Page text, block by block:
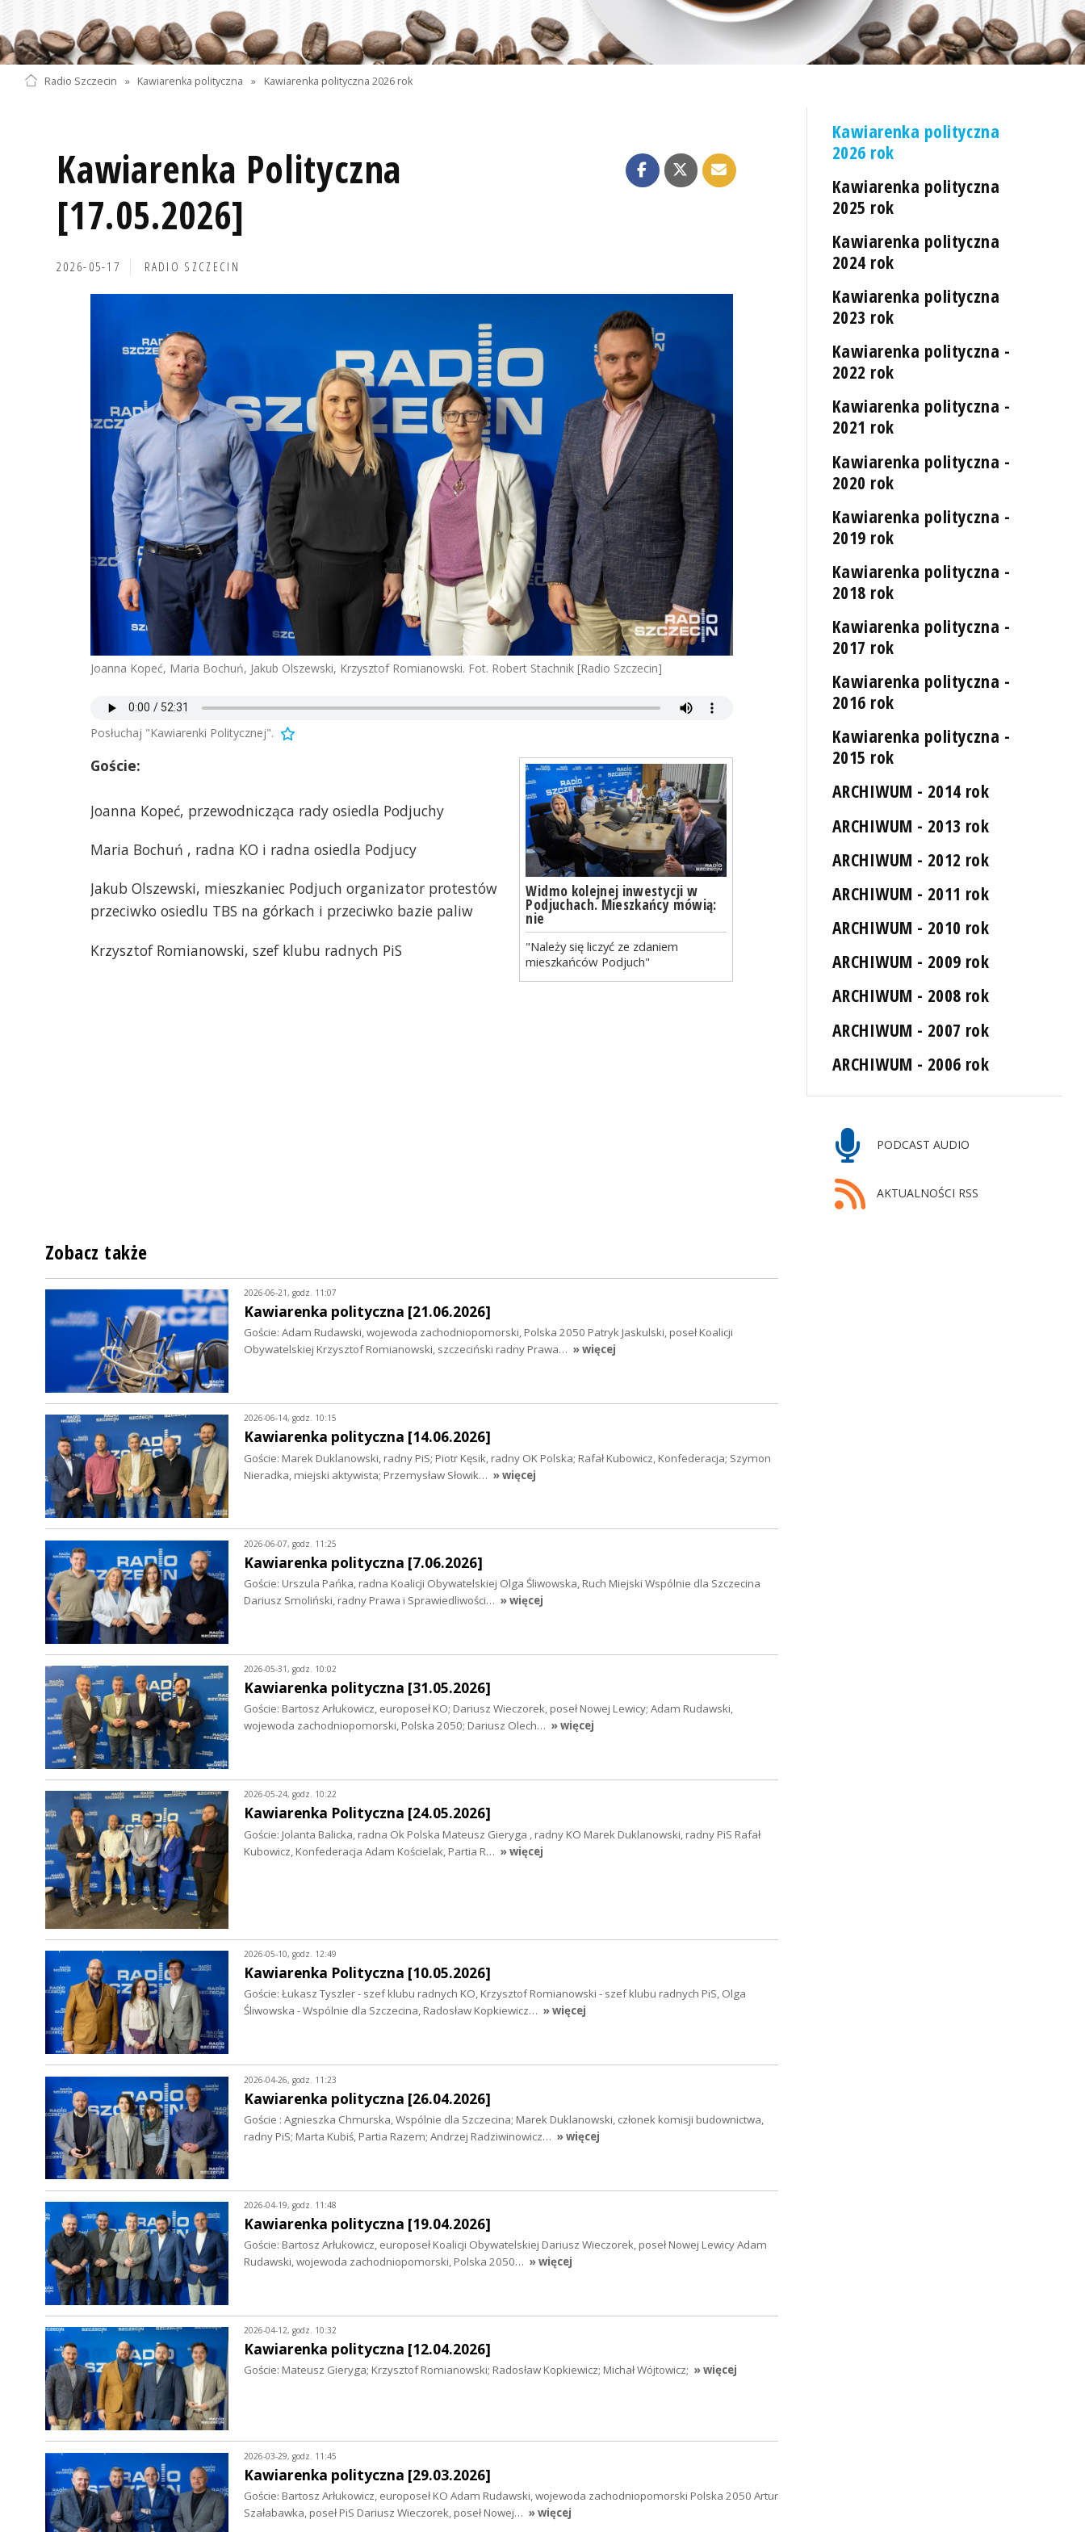
Radio Szczecin » Kawiarenka polityczna » Kawiarenka polityczna 2026 rok
Kawiarenka Polityczna
[17.05.2026]
2026-05-17 RADIO SZCZECIN
Joanna Kopeć, Maria Bochuń, Jakub Olszewski, Krzysztof Romianowski. Fot. Robert Stachnik [Radio Szczecin]
Posłuchaj "Kawiarenki Politycznej".
Widmo kolejnej inwestycji w
Podjuchach. Mieszkańcy mówią:
nie
"Należy się liczyć ze zdaniem
mieszkańców Podjuch"
Goście:
Joanna Kopeć, przewodnicząca rady osiedla Podjuchy
Maria Bochuń , radna KO i radna osiedla Podjucy
Jakub Olszewski, mieszkaniec Podjuch organizator protestów
przeciwko osiedlu TBS na górkach i przeciwko bazie paliw
Krzysztof Romianowski, szef klubu radnych PiS
Kawiarenka polityczna
2026 rok
Kawiarenka polityczna
2025 rok
Kawiarenka polityczna
2024 rok
Kawiarenka polityczna
2023 rok
Kawiarenka polityczna -
2022 rok
Kawiarenka polityczna -
2021 rok
Kawiarenka polityczna -
2020 rok
Kawiarenka polityczna -
2019 rok
Kawiarenka polityczna -
2018 rok
Kawiarenka polityczna -
2017 rok
Kawiarenka polityczna -
2016 rok
Kawiarenka polityczna -
2015 rok
ARCHIWUM - 2014 rok
ARCHIWUM - 2013 rok
ARCHIWUM - 2012 rok
ARCHIWUM - 2011 rok
ARCHIWUM - 2010 rok
ARCHIWUM - 2009 rok
ARCHIWUM - 2008 rok
ARCHIWUM - 2007 rok
ARCHIWUM - 2006 rok
PODCAST AUDIO
AKTUALNOŚCI RSS
Zobacz także
2026-06-21, godz. 11:07
Kawiarenka polityczna [21.06.2026]
Goście: Adam Rudawski, wojewoda zachodniopomorski, Polska 2050 Patryk Jaskulski, poseł Koalicji
Obywatelskiej Krzysztof Romianowski, szczeciński radny Prawa… » więcej
2026-06-14, godz. 10:15
Kawiarenka polityczna [14.06.2026]
Goście: Marek Duklanowski, radny PiS; Piotr Kęsik, radny OK Polska; Rafał Kubowicz, Konfederacja; Szymon
Nieradka, miejski aktywista; Przemysław Słowik… » więcej
2026-06-07, godz. 11:25
Kawiarenka polityczna [7.06.2026]
Goście: Urszula Pańka, radna Koalicji Obywatelskiej Olga Śliwowska, Ruch Miejski Wspólnie dla Szczecina
Dariusz Smoliński, radny Prawa i Sprawiedliwości… » więcej
2026-05-31, godz. 10:02
Kawiarenka polityczna [31.05.2026]
Goście: Bartosz Arłukowicz, europoseł KO; Dariusz Wieczorek, poseł Nowej Lewicy; Adam Rudawski,
wojewoda zachodniopomorski, Polska 2050; Dariusz Olech… » więcej
2026-05-24, godz. 10:22
Kawiarenka Polityczna [24.05.2026]
Goście: Jolanta Balicka, radna Ok Polska Mateusz Gieryga , radny KO Marek Duklanowski, radny PiS Rafał
Kubowicz, Konfederacja Adam Kościelak, Partia R… » więcej
2026-05-10, godz. 12:49
Kawiarenka Polityczna [10.05.2026]
Goście: Łukasz Tyszler - szef klubu radnych KO, Krzysztof Romianowski - szef klubu radnych PiS, Olga
Śliwowska - Wspólnie dla Szczecina, Radosław Kopkiewicz… » więcej
2026-04-26, godz. 11:23
Kawiarenka polityczna [26.04.2026]
Goście : Agnieszka Chmurska, Wspólnie dla Szczecina; Marek Duklanowski, członek komisji budownictwa,
radny PiS; Marta Kubiś, Partia Razem; Andrzej Radziwinowicz… » więcej
2026-04-19, godz. 11:48
Kawiarenka polityczna [19.04.2026]
Goście: Bartosz Arłukowicz, europoseł Koalicji Obywatelskiej Dariusz Wieczorek, poseł Nowej Lewicy Adam
Rudawski, wojewoda zachodniopomorski, Polska 2050… » więcej
2026-04-12, godz. 10:32
Kawiarenka polityczna [12.04.2026]
Goście: Mateusz Gieryga; Krzysztof Romianowski; Radosław Kopkiewicz; Michał Wójtowicz; » więcej
2026-03-29, godz. 11:45
Kawiarenka polityczna [29.03.2026]
Goście: Bartosz Arłukowicz, europoseł KO Adam Rudawski, wojewoda zachodniopomorski Polska 2050 Artur
Szałabawka, poseł PiS Dariusz Wieczorek, poseł Nowej… » więcej